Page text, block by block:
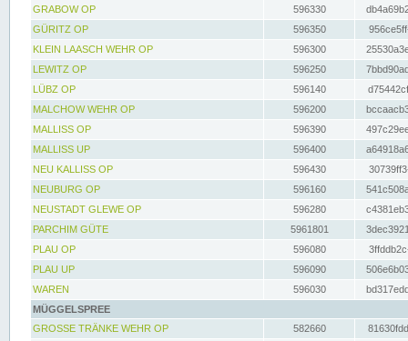
GRABOW OP
596330
GÜRITZ OP
596350
KLEIN LAASCH WEHR OP
596300
LEWITZ OP
596250
LÜBZ OP
596140
MALCHOW WEHR OP
596200
MALLISS OP
596390
MALLISS UP
596400
NEU KALLISS OP
596430
NEUBURG OP
596160
NEUSTADT GLEWE OP
596280
PARCHIM GÜTE
5961801
PLAU OP
596080
PLAU UP
596090
WAREN
596030
MÜGGELSPREE
GROSSE TRÄNKE WEHR OP
582660